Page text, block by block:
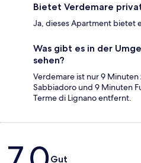
Bietet Verdemare
Ja, dieses Apartment bietet
Was gibt es in der
sehen?
Verdemare ist nur 9 Minuten
Sabbiadoro und 9 Minuten
Terme di Lignano entfernt.
Bewertungen
Gut